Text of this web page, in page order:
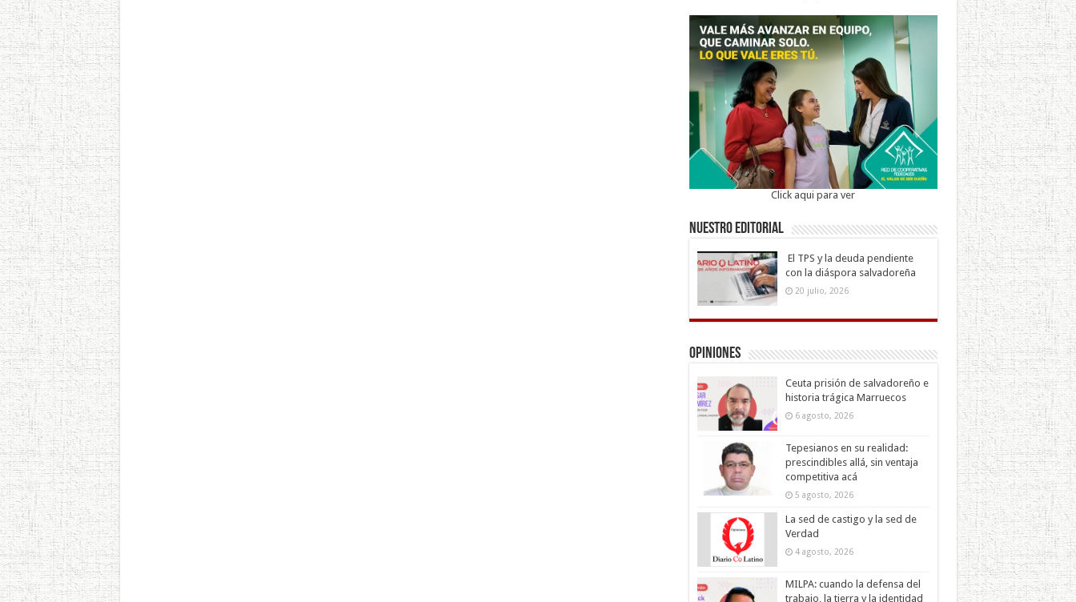
Click aqui para ver
Nuestro Editorial
El TPS y la deuda pendiente
con la diáspora salvadoreña
20 julio, 2026
Opiniones
Ceuta prisión de salvadoreño e
historia trágica Marruecos
6 agosto, 2026
Tepesianos en su realidad:
prescindibles allá, sin ventaja
competitiva acá
5 agosto, 2026
La sed de castigo y la sed de
Verdad
4 agosto, 2026
MILPA: cuando la defensa del
trabajo, la tierra y la identidad